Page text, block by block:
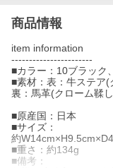
商品情報
item information
-----------------------
■カラー：10ブラック
■素材：表：牛ステア(
裏：馬革(クローム鞣
■原産国：日本
■サイズ：
約
■重さ：約134g
■備考：